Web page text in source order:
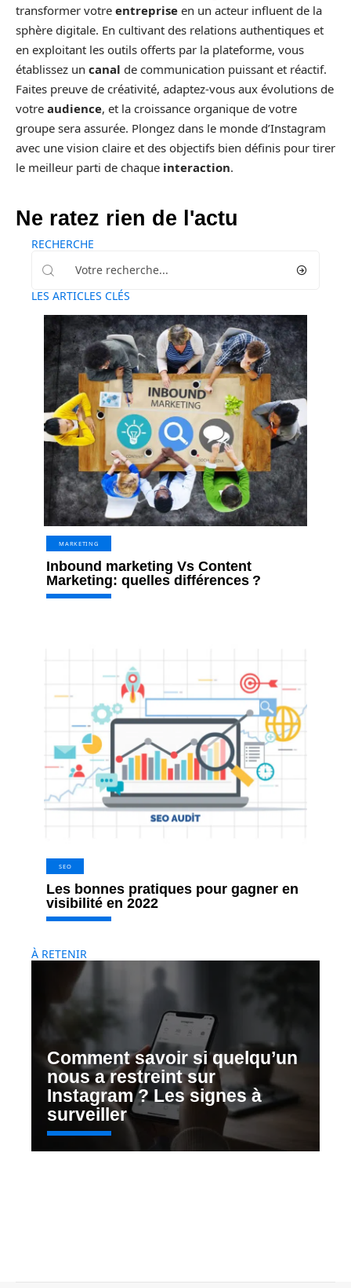
transformer votre entreprise en un acteur influent de la
sphère digitale. En cultivant des relations authentiques et
en exploitant les outils offerts par la plateforme, vous
établissez un canal de communication puissant et réactif.
Faites preuve de créativité, adaptez-vous aux évolutions de
votre audience, et la croissance organique de votre
groupe sera assurée. Plongez dans le monde d’Instagram
avec une vision claire et des objectifs bien définis pour tirer
le meilleur parti de chaque interaction.
Ne ratez rien de l'actu
RECHERCHE
LES ARTICLES CLÉS
MARKETING
Inbound marketing Vs Content
Marketing: quelles différences ?
SEO
Les bonnes pratiques pour gagner en
visibilité en 2022
À RETENIR
Comment savoir si quelqu’un
nous a restreint sur
Instagram ? Les signes à
surveiller